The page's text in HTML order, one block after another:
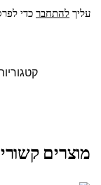
עליך להתחבר כדי
מוצרים